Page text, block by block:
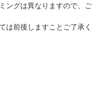
ングは異なりますので、ご
は前後しますことご了承く